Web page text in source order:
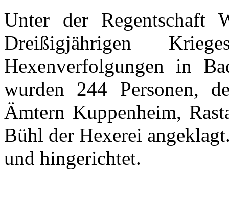
Unter der Regentschaft
Dreißigjährigen
Hexenverfolgungen in
wurden 244 Personen,
Ämtern Kuppenheim,
Bühl der Hexerei angeklagt
und hingerichtet.